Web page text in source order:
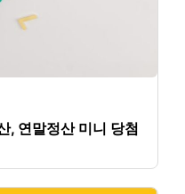
, 연말정산 미니 당첨